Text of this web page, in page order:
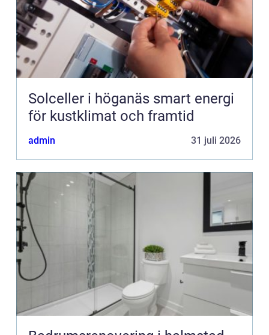
Solceller i höganäs smart energi
för kustklimat och framtid
admin 31 juli 2026